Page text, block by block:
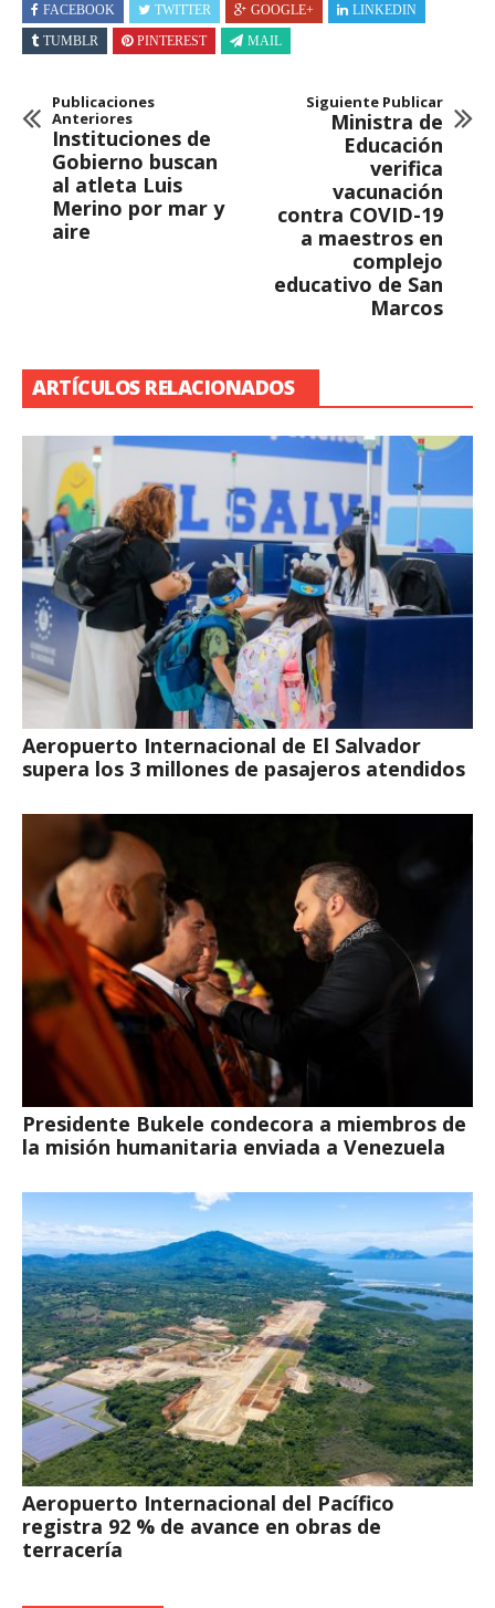
FACEBOOK TWITTER GOOGLE+
LINKEDIN
TUMBLR
PINTEREST MAIL
Publicaciones
Anteriores
Instituciones de
Gobierno buscan
al atleta Luis
Merino por mar y
aire
Siguiente Publicar
Ministra de
Educación
verifica
vacunación
contra COVID-19
a maestros en
complejo
educativo de San
Marcos
ARTÍCULOS RELACIONADOS
Aeropuerto Internacional de El Salvador
supera los 3 millones de pasajeros atendidos
Presidente Bukele condecora a miembros de
la misión humanitaria enviada a Venezuela
Aeropuerto Internacional del Pacífico
registra 92 % de avance en obras de
terracería